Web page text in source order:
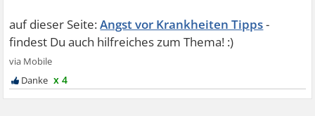
Angst vor Krankheiten Tipps
x 4